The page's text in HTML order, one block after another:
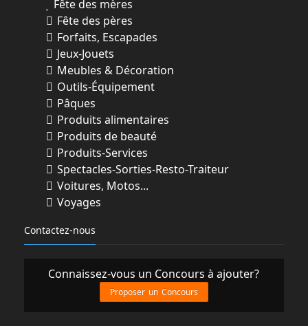
Fête des mères
Fête des pères
Forfaits, Escapades
Jeux-Jouets
Meubles & Décoration
Outils-Équipement
Pâques
Produits alimentaires
Produits de beauté
Produits-Services
Spectacles-Sorties-Resto-Traiteur
Voitures, Motos...
Voyages
Contactez-nous
Connaissez-vous un Concours à ajouter?
Proposer un Concours